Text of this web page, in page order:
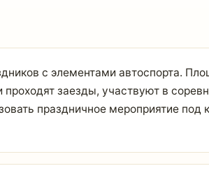
с элементами автоспорта.
заезды, участвуют в
праздничное мероприятие под